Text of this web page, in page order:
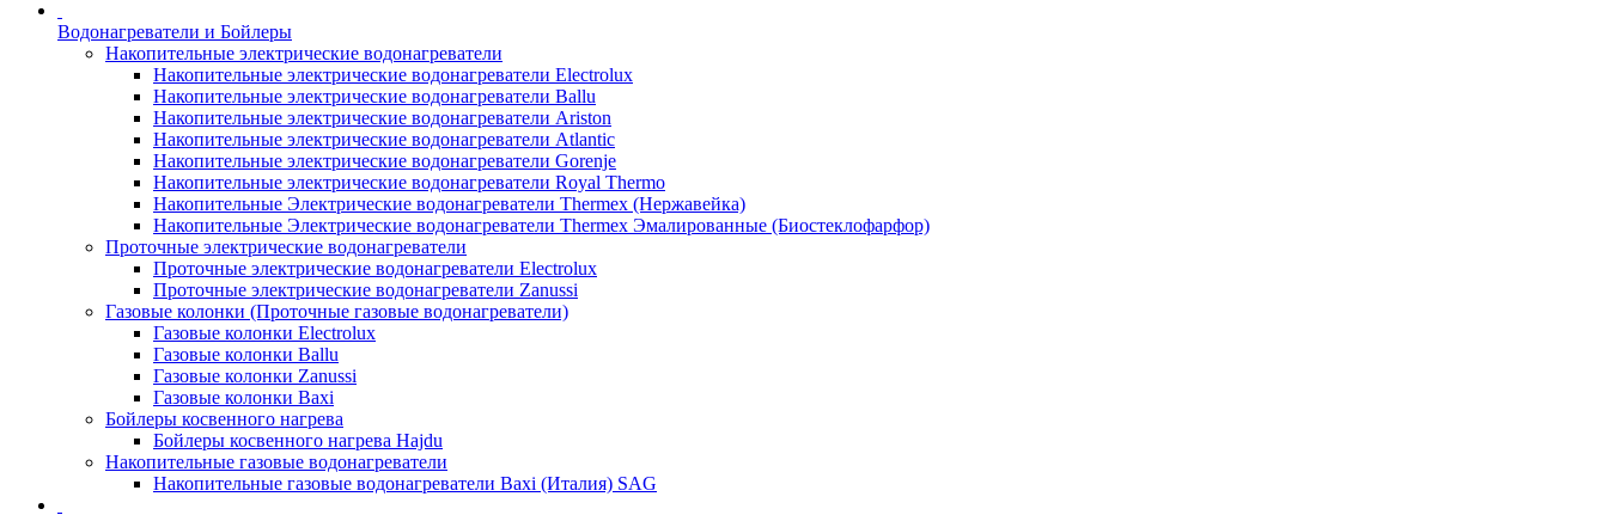
Водонагреватели и Бойлеры
Накопительные электрические водонагреватели
Накопительные электрические водонагреватели Electrolux
Накопительные электрические водонагреватели Ballu
Накопительные электрические водонагреватели Ariston
Накопительные электрические водонагреватели Atlantic
Накопительные электрические водонагреватели Gorenje
Накопительные электрические водонагреватели Royal Thermo
Накопительные Электрические водонагреватели Thermex (Нержавейка)
Накопительные Электрические водонагреватели Thermex Эмалированные (Биостеклофарфор)
Проточные электрические водонагреватели
Проточные электрические водонагреватели Electrolux
Проточные электрические водонагреватели Zanussi
Газовые колонки (Проточные газовые водонагреватели)
Газовые колонки Electrolux
Газовые колонки Ballu
Газовые колонки Zanussi
Газовые колонки Baxi
Бойлеры косвенного нагрева
Бойлеры косвенного нагрева Hajdu
Накопительные газовые водонагреватели
Накопительные газовые водонагреватели Baxi (Италия) SAG